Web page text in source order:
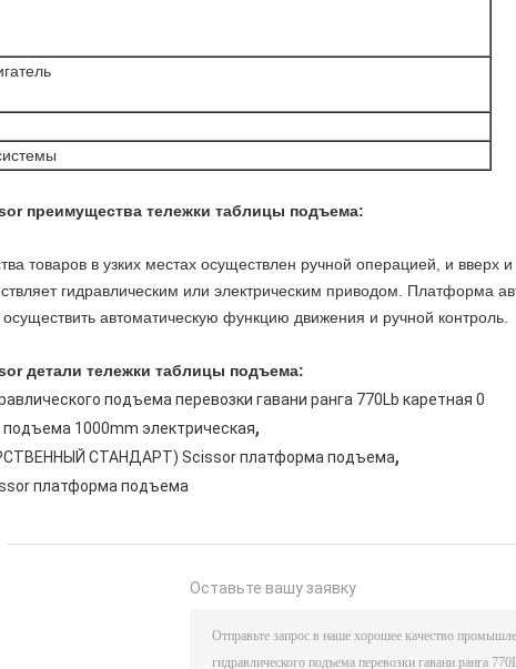
преимущества тележки таблицы подъема:
товаров в узких местах осуществлен ручной операцией, и вверх
гидравлическим или электрическим приводом. Платформа
автоматическую функцию движения и ручной контроль.
детали тележки таблицы подъема:
подъема 1000mm электрическая,
СТАНДАРТ) Scissor платформа подъема,
платформа подъема
Оставьте вашу заявку